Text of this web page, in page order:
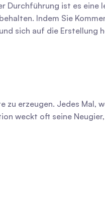
Durchführung ist es eine
Indem Sie
sich auf die Erstellung
erzeugen. Jedes Mal,
weckt oft seine